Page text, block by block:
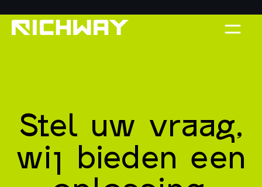
Stel uw vraag,
wij bieden een